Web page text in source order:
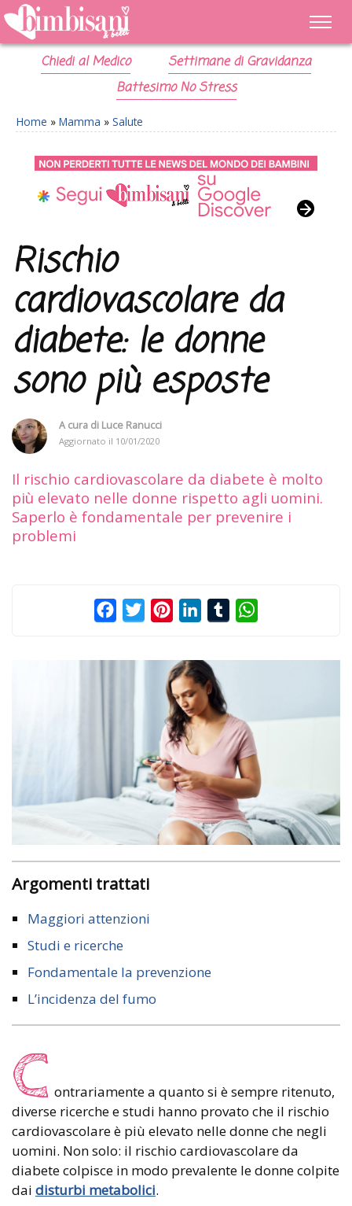
Chiedi al Medico
Settimane di Gravidanza
Battesimo No Stress
Home » Mamma » Salute
Rischio
cardiovascolare da
diabete: le donne
sono più esposte
A cura di Luce Ranucci
Aggiornato il 10/01/2020
Il rischio cardiovascolare da diabete è molto
più elevato nelle donne rispetto agli uomini.
Saperlo è fondamentale per prevenire i
problemi
FacebookTwitterPinterestLinkedInTumblr
Argomenti trattati
Maggiori attenzioni
Studi e ricerche
Fondamentale la prevenzione
L’incidenza del fumo
C ontrariamente a quanto si è sempre ritenuto,
diverse ricerche e studi hanno provato che il rischio
cardiovascolare è più elevato nelle donne che negli
uomini. Non solo: il rischio cardiovascolare da
diabete colpisce in modo prevalente le donne colpite
dai disturbi metabolici.